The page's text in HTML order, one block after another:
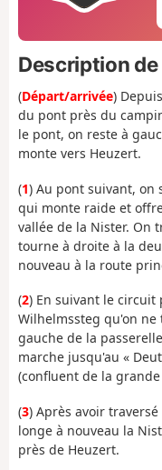
Description
(Départ/arrivée)
du pont près du
le pont, on reste à
monte vers Heuzert.
(1) Au pont suivant,
qui monte raide et
vallée de la Nister. On
tourne à droite à la
nouveau à la route
(2) En suivant le circuit
Wilhelmssteg qu'on ne
gauche de la
marche jusqu'au «
(confluent de la
(3) Après avoir
longe à nouveau la
près de Heuzert.